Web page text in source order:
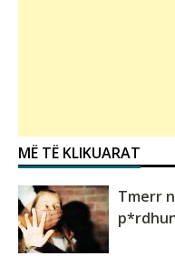
MË TË KLIKUARAT
Tmerr